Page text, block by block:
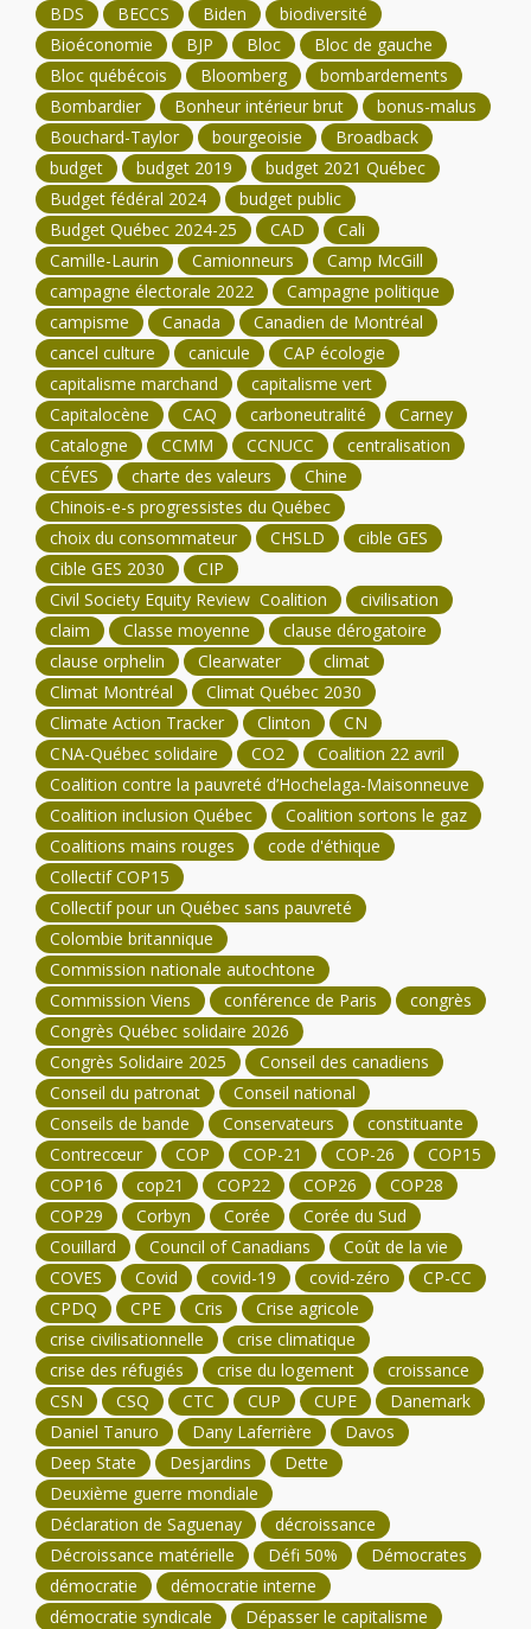
BDS BECCS Biden
biodiversité
Bioéconomie
BJP Bloc
Bloc de gauche
Bloc québécois
Bloomberg
bombardements
Bombardier
Bonheur intérieur brut
bonus-malus
Bouchard-Taylor
bourgeoisie
Broadback
budget
budget 2019
budget 2021 Québec
Budget fédéral 2024
budget public
Budget Québec 2024-25
CAD
Cali
Camille-Laurin
Camionneurs
Camp McGill
campagne électorale 2022
Campagne politique
campisme
Canada
Canadien de Montréal
cancel culture
canicule
CAP écologie
capitalisme marchand
capitalisme vert
Capitalocène
CAQ carboneutralité
Carney
Catalogne
CCMM CCNUCC
centralisation
CÉVES
charte des valeurs
Chine
Chinois-e-s progressistes du Québec
choix du consommateur
CHSLD
cible GES
Cible GES 2030
CIP
Civil Society Equity Review Coalition
civilisation
claim
Classe moyenne
clause dérogatoire
clause orphelin
Clearwater
climat
Climat Montréal
Climat Québec 2030
Climate Action Tracker
Clinton
CN
CNA-Québec solidaire
CO2
Coalition 22 avril
Coalition contre la pauvreté d’Hochelaga-Maisonneuve
Coalition inclusion Québec
Coalition sortons le gaz
Coalitions mains rouges
code d'éthique
Collectif COP15
Collectif pour un Québec sans pauvreté
Colombie britannique
Commission nationale autochtone
Commission Viens
conférence de Paris
congrès
Congrès Québec solidaire 2026
Congrès Solidaire 2025
Conseil des canadiens
Conseil du patronat
Conseil national
Conseils de bande
Conservateurs
constituante
Contrecœur
COP COP-21 COP-26
COP15
COP16
cop21 COP22 COP26
COP28
COP29
Corbyn Corée
Corée du Sud
Couillard
Council of Canadians
Coût de la vie
COVES
Covid covid-19 covid-zéro
CP-CC
CPDQ
CPE Cris
Crise agricole
crise civilisationnelle
crise climatique
crise des réfugiés
crise du logement
croissance
CSN
CSQ CTC CUP CUPE
Danemark
Daniel Tanuro
Dany Laferrière
Davos
Deep State
Desjardins
Dette
Deuxième guerre mondiale
Déclaration de Saguenay
décroissance
Décroissance matérielle
Défi 50%
Démocrates
démocratie
démocratie interne
démocratie syndicale
Dépasser le capitalisme